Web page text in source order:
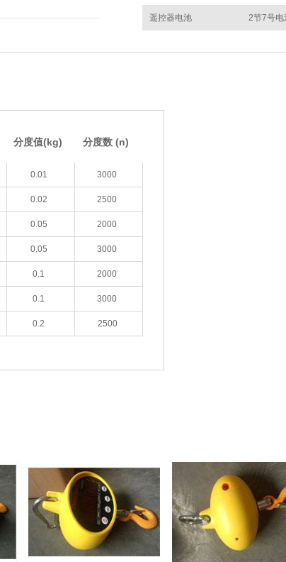
遥控器电池 2节7号电
分度值(kg) 分度数 (n)
0.01 3000
0.02 2500
0.05 2000
0.05 3000
0.1 2000
0.1 3000
0.2 2500